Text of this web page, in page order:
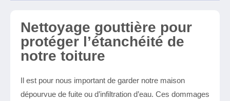
Nettoyage gouttière pour
protéger l’étanchéité de
notre toiture
Il est pour nous important de garder notre maison
dépourvue de fuite ou d’infiltration d’eau. Ces dommages